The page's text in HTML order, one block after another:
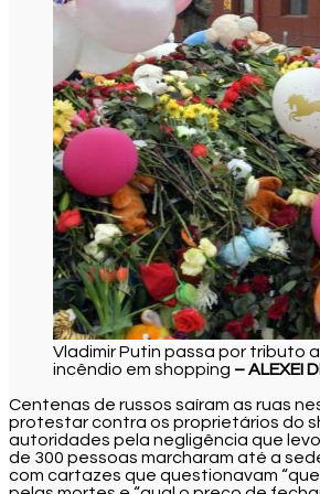
Vladimir Putin passa por tributo
incêndio em shopping – ALEXEI
Centenas de russos saíram as ruas
protestar contra os proprietários do
autoridades pela negligência que
de 300 pessoas marcharam até a
com cartazes que questionavam